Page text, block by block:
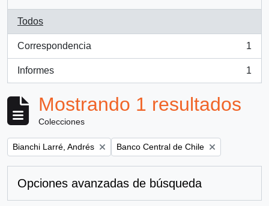
Todos
Correspondencia
, 1 resultados
1
Informes
, 1 resultados
1
Mostrando 1 resultados
Colecciones
Remove filter:
Bianchi Larré, Andrés Remove filter:
Banco Central de Chile
Opciones avanzadas de búsqueda